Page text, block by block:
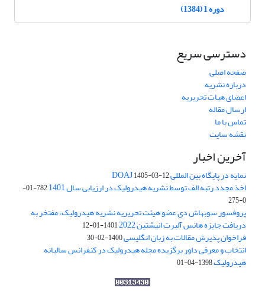
دوره 1 (1384)
دسترسی سریع
صفحه اصلی
درباره نشریه
اعضای هیات تحریریه
ارسال مقاله
تماس با ما
نقشه سایت
آخرین اخبار
نمایه در پایگاه بین المللی DOAJ1405-03-12
اخذ مجدد رتبه الف توسط نشریه هیدرولیک در ارزیابی سال 1401
782-01-
0-275
پروفسور سوبهاش دی عضو هیئت تحریریه نشریه هیدرولیک، مفتخر به
دریافت جایزه هانس آلبرت انیشتین 2022 1401-01-12
فراخوان پذیرش مقالات به زبان انگلیسی1400-02-30
انتخاب و معرفی داور برگزیده مجله هیدرولیک در کنفرانس سالیانه
هیدرولیک1398-04-01